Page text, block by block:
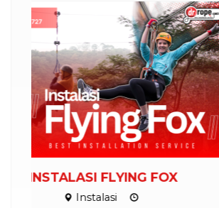
Jual Alat flying Fox
Peralatan